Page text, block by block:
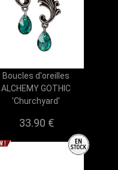
Boucles d'oreilles
ALCHEMY GOTHIC
'Churchyard'
33.90 €